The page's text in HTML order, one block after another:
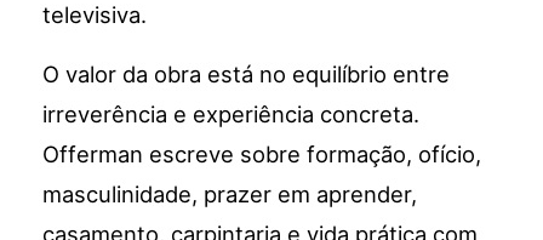
televisiva.
O valor da obra está no equilíbrio entre
irreverência e experiência concreta.
Offerman escreve sobre formação, ofício,
masculinidade, prazer em aprender,
casamento, carpintaria e vida prática com